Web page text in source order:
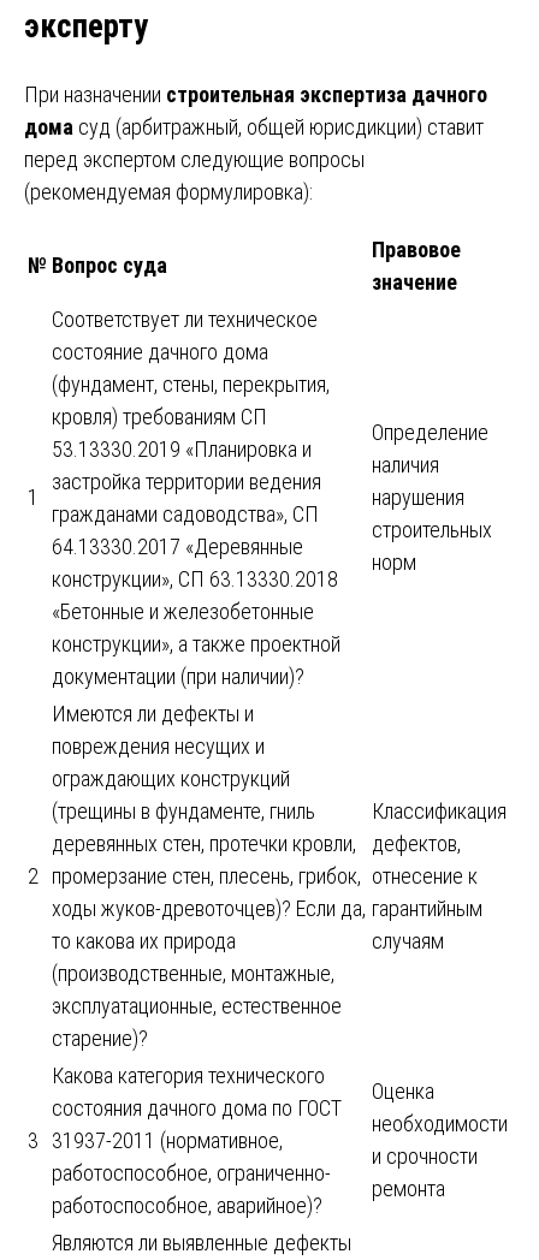
эксперту
При назначении строительная экспертиза дачного
дома суд (арбитражный, общей юрисдикции) ставит
перед экспертом следующие вопросы
(рекомендуемая формулировка):
№ Вопрос суда
Правовое
значение
1
Соответствует ли техническое
состояние дачного дома
(фундамент, стены, перекрытия,
кровля) требованиям СП
53.13330.2019 «Планировка и
застройка территории ведения
гражданами садоводства», СП
64.13330.2017 «Деревянные
конструкции», СП 63.13330.2018
«Бетонные и железобетонные
конструкции», а также проектной
документации (при наличии)?
Определение
наличия
нарушения
строительных
норм
2
Имеются ли дефекты и
повреждения несущих и
ограждающих конструкций
(трещины в фундаменте, гниль
деревянных стен, протечки кровли,
промерзание стен, плесень, грибок,
ходы жуков-древоточцев)? Если да,
то какова их природа
(производственные, монтажные,
эксплуатационные, естественное
старение)?
Классификация
дефектов,
отнесение к
гарантийным
случаям
3
Какова категория технического
состояния дачного дома по ГОСТ
31937-2011 (нормативное,
работоспособное, ограниченно-
работоспособное, аварийное)?
Оценка
необходимости
и срочности
ремонта
Являются ли выявленные дефекты